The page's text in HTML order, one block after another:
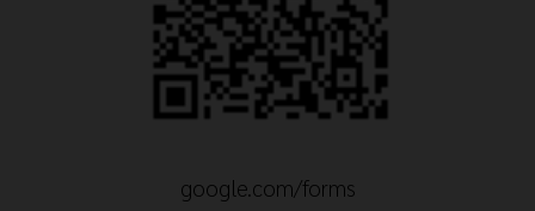
google.com/forms